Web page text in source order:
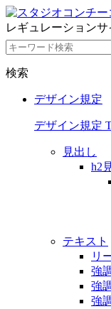
レギュレーションサ
検索
デザイン規定
デザイン規定
見出し
h2
テキスト
リ
強
強
強